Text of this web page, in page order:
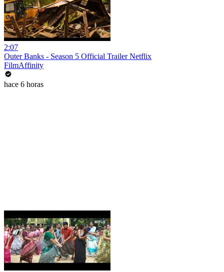
2:07
Outer Banks - Season 5 Official Trailer Netflix
FilmAffinity
hace 6 horas